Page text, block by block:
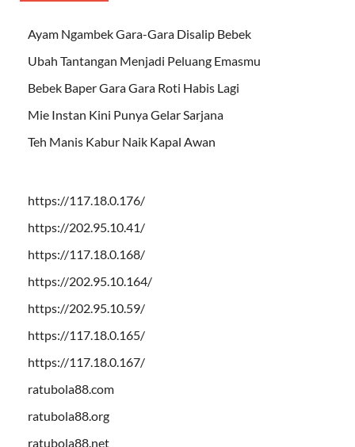
Ayam Ngambek Gara-Gara Disalip Bebek
Ubah Tantangan Menjadi Peluang Emasmu
Bebek Baper Gara Gara Roti Habis Lagi
Mie Instan Kini Punya Gelar Sarjana
Teh Manis Kabur Naik Kapal Awan
https://117.18.0.176/
https://202.95.10.41/
https://117.18.0.168/
https://202.95.10.164/
https://202.95.10.59/
https://117.18.0.165/
https://117.18.0.167/
ratubola88.com
ratubola88.org
ratubola88.net